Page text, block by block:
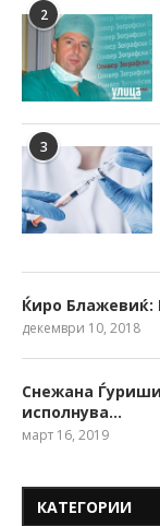
2
3
Ќиро Блажевиќ:
декември 10, 2018
Снежана
исполнува…
март 16, 2019
КАТЕГОРИИ